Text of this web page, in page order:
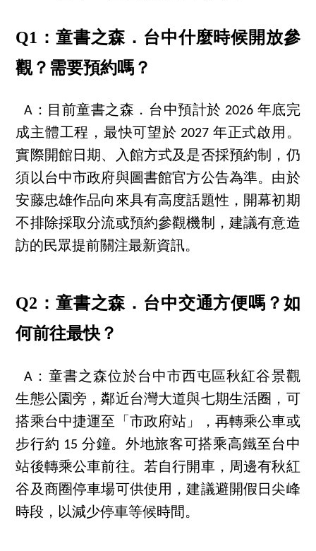
Q1：童書之森．台中什麼時候開放參
觀？需要預約嗎？
A：目前童書之森．台中預計於 2026 年底完
成主體工程，最快可望於 2027 年正式啟用。
實際開館日期、入館方式及是否採預約制，仍
須以台中市政府與圖書館官方公告為準。由於
安藤忠雄作品向來具有高度話題性，開幕初期
不排除採取分流或預約參觀機制，建議有意造
訪的民眾提前關注最新資訊。
Q2：童書之森．台中交通方便嗎？如
何前往最快？
A：童書之森位於台中市西屯區秋紅谷景觀
生態公園旁，鄰近台灣大道與七期生活圈，可
搭乘台中捷運至「市政府站」，再轉乘公車或
步行約 15 分鐘。外地旅客可搭乘高鐵至台中
站後轉乘公車前往。若自行開車，周邊有秋紅
谷及商圈停車場可供使用，建議避開假日尖峰
時段，以減少停車等候時間。